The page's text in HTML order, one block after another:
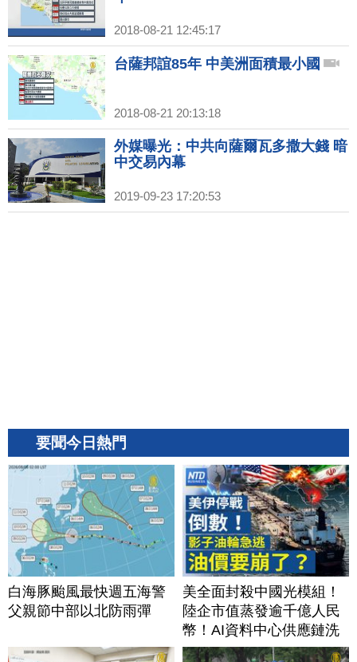
2018-08-21 12:45:17
台薩邦誼85年 中美洲面積最小國
2018-08-21 20:13:18
外媒曝光：中共向薩爾瓦多撒大錢 暗
中交易內幕
2019-09-23 17:20:53
要聞今日熱門
白海豚颱風最快週五海警
父親節中部以北防雨彈
美全面封殺中國光模組！
陸企市值蒸發逾千億人民
幣！AI資料中心供應鏈洗
牌？台灣喜迎轉單！成關